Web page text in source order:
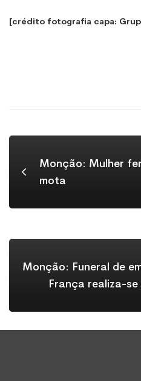
[crédito fotografia capa:
Monção: Mulher
mota
Monção: Funeral de
França realiza-